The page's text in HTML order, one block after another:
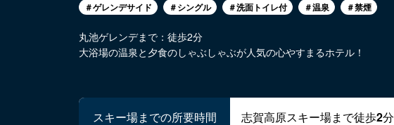
＃ゲレンデサイド ＃シングル ＃洗面トイレ付 ＃温泉 ＃禁煙
丸池ゲレンデまで：徒歩2分
大浴場の温泉と夕食のしゃぶしゃぶが人気の心やすまるホテル！
スキー場までの所要時間 志賀高原スキー場まで徒歩2分